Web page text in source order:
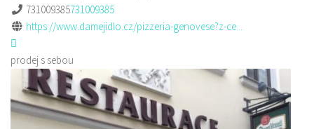
731009385731009385
https://www.damejidlo.cz/pizzeria-genovese?z-ce...
prodej s sebou